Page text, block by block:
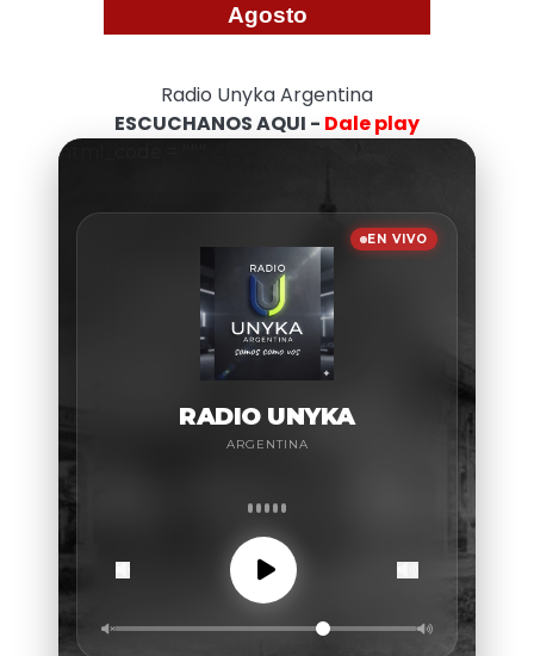
Agosto
Radio Unyka Argentina
ESCUCHANOS AQUI - Dale play